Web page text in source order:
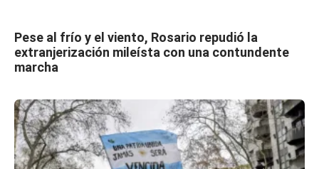
Pese al frío y el viento, Rosario repudió la
extranjerización mileísta con una contundente
marcha